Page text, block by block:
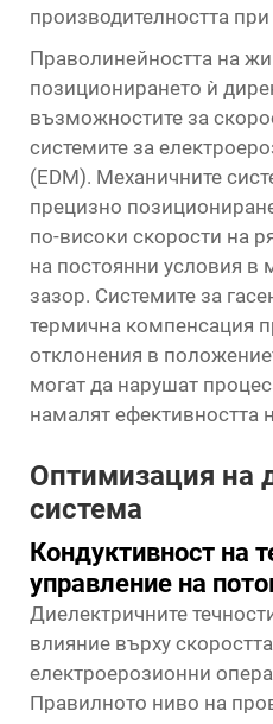
производителността при
Праволинейността на
позиционирането ѝ
възможностите за
системите за
(EDM). Механичните
прецизно
по-високи скорости на
на постоянни условия в
зазор. Системите за
термична компенсация
отклонения в
могат да нарушат
намалят ефективността
Оптимизация на
система
Кондуктивност на
управление на
Диелектричните
влияние върху
електроерозионни
Правилното ниво на